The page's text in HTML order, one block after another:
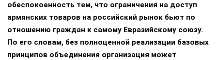
обеспокоенность тем, что ограничения на доступ
армянских товаров на российский рынок бьют по
отношению граждан к самому Евразийскому союзу.
По его словам, без полноценной реализации базовых
принципов объединения организация может